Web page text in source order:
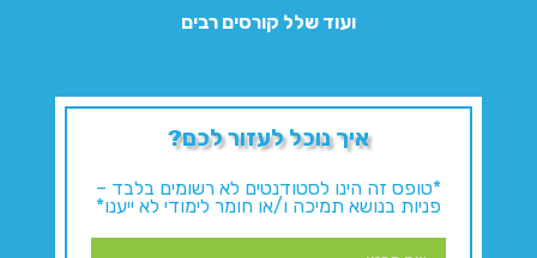
ועוד שלל קורסים רבים
איך נוכל לעזור לכם?
*טופס זה הינו לסטודנטים לא רשומים בלבד –
פניות בנושא תמיכה ו/או חומר לימודי לא ייענו*